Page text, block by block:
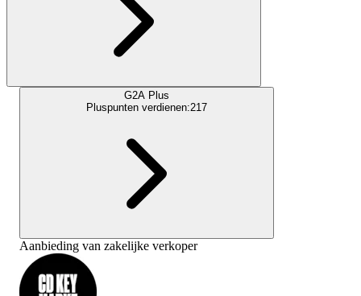
G2A Plus
Pluspunten verdienen:217
Aanbieding van zakelijke verkoper